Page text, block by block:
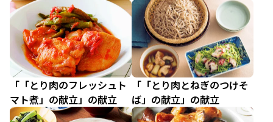
「「とり肉のフレッシュト
マト煮」の献立」の献立
「「とり肉とねぎのつけそ
ば」の献立」の献立